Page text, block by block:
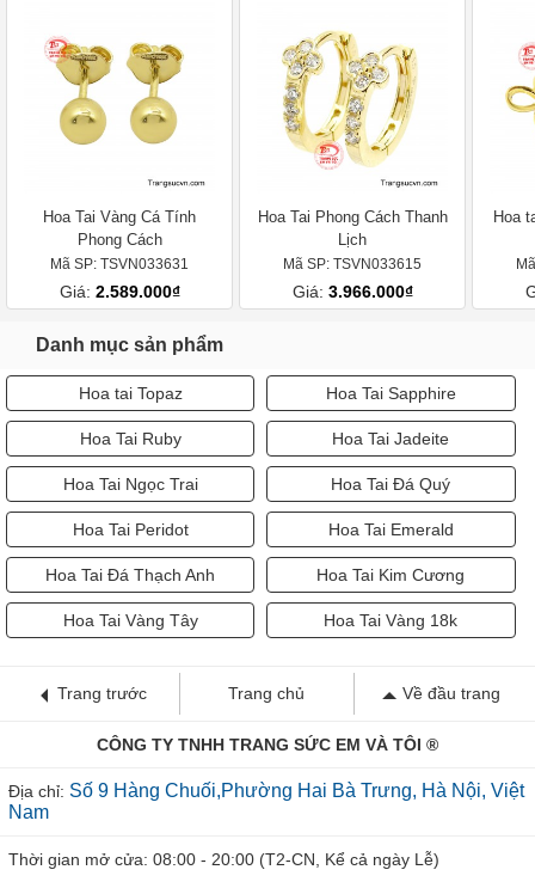
Hoa Tai Vàng Cá Tính
Phong Cách
Mã SP: TSVN033631
Giá: 2.589.000₫
Hoa Tai Phong Cách Thanh
Lịch
Mã SP: TSVN033615
Giá: 3.966.000₫
Hoa
Danh mục sản phẩm
Hoa tai Topaz Hoa Tai Sapphire
Hoa Tai Ruby Hoa Tai Jadeite
Hoa Tai Ngọc Trai Hoa Tai Đá Quý
Hoa Tai Peridot Hoa Tai Emerald
Hoa Tai Đá Thạch Anh Hoa Tai Kim Cương
Hoa Tai Vàng Tây Hoa Tai Vàng 18k
Trang trước Trang chủ Về đầu trang
CÔNG TY TNHH TRANG SỨC EM VÀ TÔI ®
Địa chỉ: Số 9 Hàng Chuối,Phường Hai Bà Trưng, Hà Nội, Việt
Nam
Thời gian mở cửa: 08:00 - 20:00 (T2-CN, Kể cả ngày Lễ)